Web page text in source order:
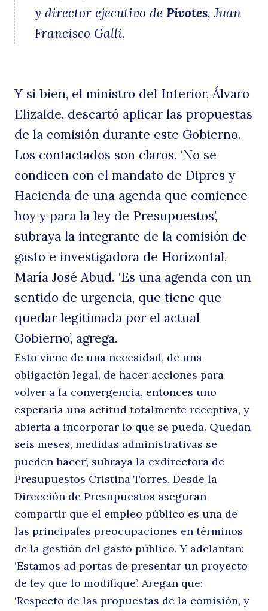
y director ejecutivo dePivotes, Juan
Francisco Galli.
Y si bien, el ministro del Interior, Álvaro
Elizalde, descartó aplicar las propuestas
de la comisión durante este Gobierno.
Los contactados son claros. ‘No se
condicen con el mandato de Dipres y
Hacienda de una agenda que comience
hoy y para la ley de Presupuestos’,
subraya la integrante de la comisión de
gasto e investigadora de Horizontal,
María José Abud. ‘Es una agenda con un
sentido de urgencia, que tiene que
quedar legitimada por el actual
Gobierno’, agrega.
Esto viene de una necesidad, de una
obligación legal, de hacer acciones para
volver a la convergencia, entonces uno
esperaría una actitud totalmente receptiva, y
abierta a incorporar lo que se pueda. Quedan
seis meses, medidas administrativas se
pueden hacer’, subraya la exdirectora de
Presupuestos Cristina Torres. Desde la
Dirección de Presupuestos aseguran
compartir que el empleo público es una de
las principales preocupaciones en términos
de la gestión del gasto público. Y adelantan:
‘Estamos ad portas de presentar un proyecto
de ley que lo modifique’. Aregan que:
‘Respecto de las propuestas de la comisión, y